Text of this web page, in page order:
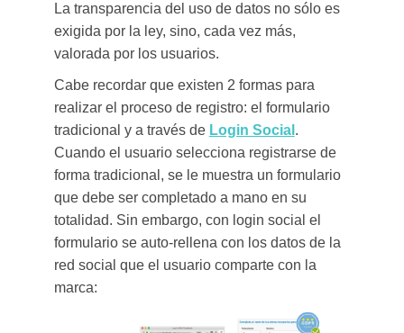
La transparencia del uso de datos no sólo es
exigida por la ley, sino, cada vez más,
valorada por los usuarios.
Cabe recordar que existen 2 formas para
realizar el proceso de registro: el formulario
tradicional y a través de Login Social .
Cuando el usuario selecciona registrarse de
forma tradicional, se le muestra un formulario
que debe ser completado a mano en su
totalidad. Sin embargo, con login social el
formulario se auto-rellena con los datos de la
red social que el usuario comparte con la
marca: